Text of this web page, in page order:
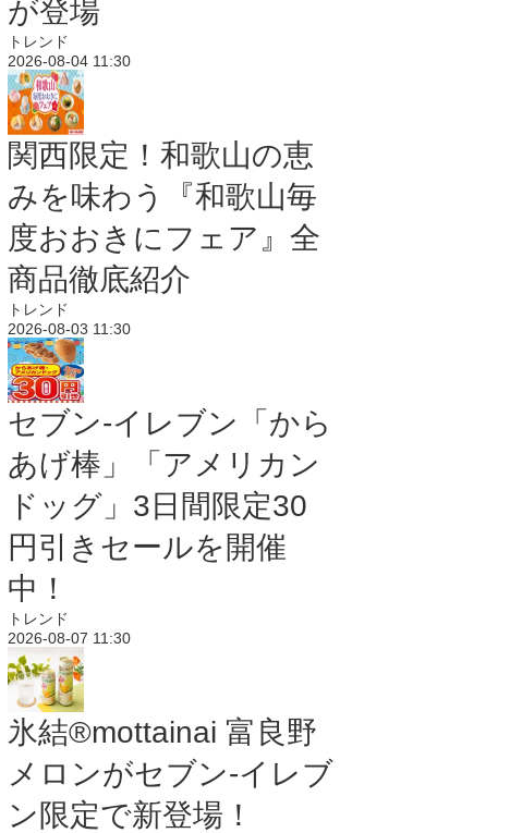
が登場
トレンド
2026-08-04 11:30
関西限定！和歌山の恵
みを味わう『和歌山毎
度おおきにフェア』全
商品徹底紹介
トレンド
2026-08-03 11:30
セブン‐イレブン「から
あげ棒」「アメリカン
ドッグ」3日間限定30
円引きセールを開催
中！
トレンド
2026-08-07 11:30
氷結®mottainai 富良野
メロンがセブン‐イレブ
ン限定で新登場！